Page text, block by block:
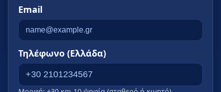
Email
Τηλέφωνο (Ελλάδα)